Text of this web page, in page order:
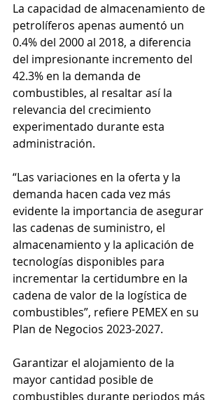
La capacidad de almacenamiento de
petrolíferos apenas aumentó un
0.4% del 2000 al 2018, a diferencia
del impresionante incremento del
42.3% en la demanda de
combustibles, al resaltar así la
relevancia del crecimiento
experimentado durante esta
administración.
“Las variaciones en la oferta y la
demanda hacen cada vez más
evidente la importancia de asegurar
las cadenas de suministro, el
almacenamiento y la aplicación de
tecnologías disponibles para
incrementar la certidumbre en la
cadena de valor de la logística de
combustibles”, refiere PEMEX en su
Plan de Negocios 2023-2027.
Garantizar el alojamiento de la
mayor cantidad posible de
combustibles durante periodos más